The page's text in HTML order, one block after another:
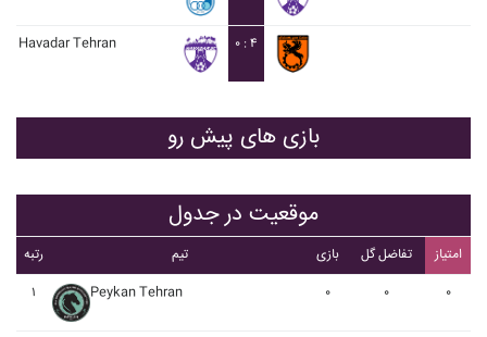
Havadar Tehran ۰ : ۴
بازی های پیش رو
موقعیت در جدول
رتبه تیم بازی تفاضل گل
امتیاز
۱
Peykan Tehran ۰ ۰ ۰